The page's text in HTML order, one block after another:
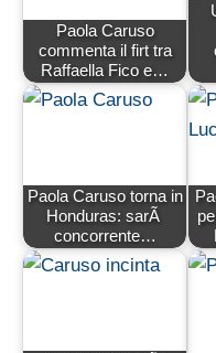
Paola Caruso
commenta il firt tra
Raffaella Fico e…
Paola Caruso torna in
Honduras: sarÃ
concorrente…